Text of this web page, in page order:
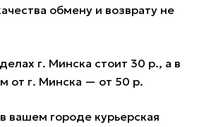
обмену и возврату не
г. Минска стоит 30 р., а в
от г. Минска — от 50 р.
вашем городе курьерская